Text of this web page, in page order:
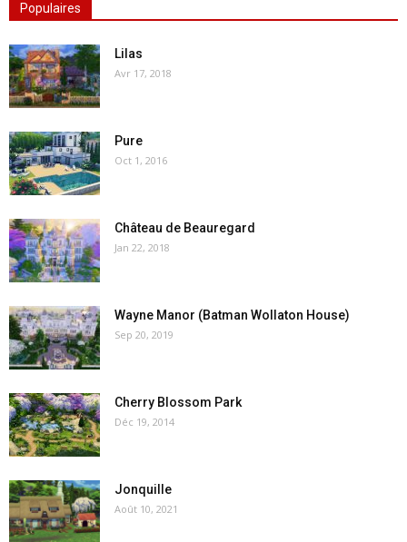
Populaires
Lilas
Avr 17, 2018
Pure
Oct 1, 2016
Château de Beauregard
Jan 22, 2018
Wayne Manor (Batman Wollaton House)
Sep 20, 2019
Cherry Blossom Park
Déc 19, 2014
Jonquille
Août 10, 2021